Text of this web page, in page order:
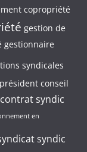
copropriété
gestion de
gestionnaire
syndicales
président conseil
syndic
en
syndic